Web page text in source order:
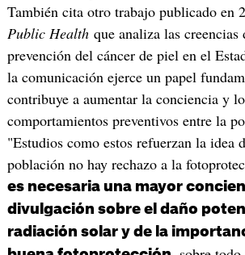
También cita otro trabajo publicado en
Public Healthque analiza las creencias
prevención del cáncer de piel en el
la comunicación ejerce un papel
contribuye a aumentar la conciencia y
comportamientos preventivos entre la
"Estudios como estos refuerzan la idea
población no hay rechazo a la
es necesaria una mayor
divulgación sobre el daño
radiación solar y de la